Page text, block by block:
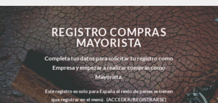
REGISTRO COMPRAS
MAYORISTA
Completa tus datos para solicitar tu registro como
Empresa y empezar a realizar compras como
Mayorista.
Este registro es solo para España el resto de países se tienen
que registrar en el menú. (ACCEDER/REGISTRARSE)